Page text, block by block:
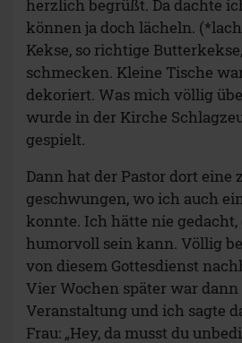
herzlich begrüßt. Da dachte
können ja doch lächeln.
Kekse, so richtige
schmecken. Kleine Tische
dekoriert. Was mich völlig
wurde in der Kirche
gespielt.
Dann hat der Pastor dort eine
geschwungen, wo ich auch
konnte. Ich hätte nie gedacht,
humorvoll sein kann. Völlig
von diesem Gottesdienst
Vier Wochen später war dann
Veranstaltung und ich sagte
Frau: „Hey, da musst du